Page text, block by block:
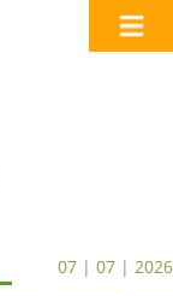
07 | 07 | 2026